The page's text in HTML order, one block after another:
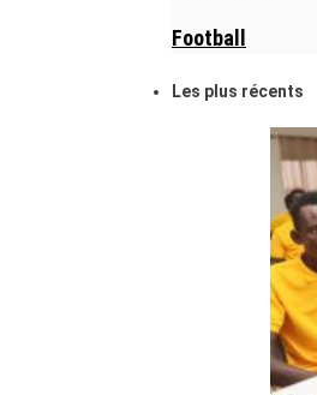
Football
Les plus récents